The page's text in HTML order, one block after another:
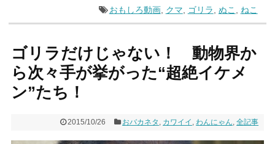
おもしろ動画, クマ ゴリラ ぬこ ねこ
ゴリラだけじゃない！ 動物界か
ら次々手が挙がった“超絶イケメ
ン”たち！
2015/10/26 おバカネタ , カワイイ ,わんにゃん,全記事